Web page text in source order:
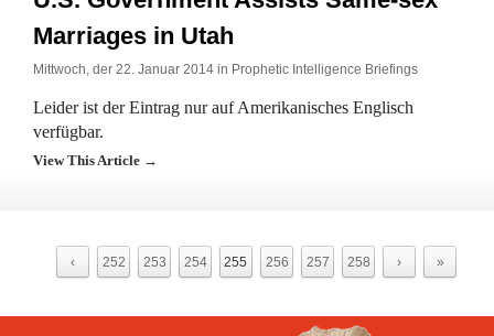
Marriages in Utah
Mittwoch, der 22. Januar 2014 in Prophetic Intelligence Briefings
Leider ist der Eintrag nur auf Amerikanisches Englisch
verfügbar.
View This Article →
‹ 252 253 254 255 256 257 258 › »